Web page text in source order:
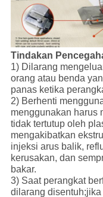
Tindakan
1) Dilarang
orang atau benda
panas ketika
2) Berhenti
menggunakan harus
tidak tertutup oleh
mengakibatkan
injeksi arus balik,
kerusakan, dan
bakar.
3) Saat perangkat
dilarang